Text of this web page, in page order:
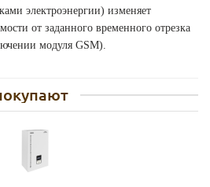
электроэнергии) изменяет
от заданного временного отрезка
модуля GSM).